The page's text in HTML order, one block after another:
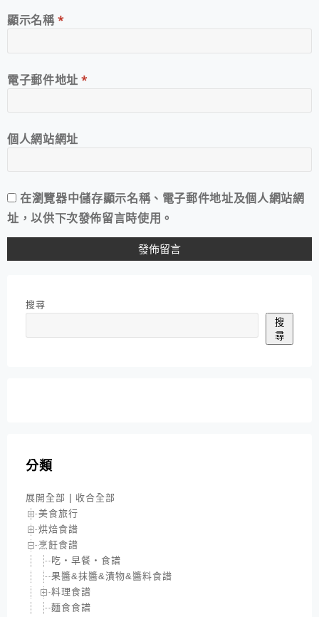
顯示名稱*
電子郵件地址*
個人網站網址
在瀏覽器中儲存顯示名稱、電子郵件地址及個人網站網
址，以供下次發佈留言時使用。
搜尋
搜
尋
分類
展開全部
收合全部
美食旅行
烘焙食譜
烹飪食譜
吃‧早餐‧食譜
果醬&抹醬&漬物&醬料食譜
料理食譜
麵食食譜